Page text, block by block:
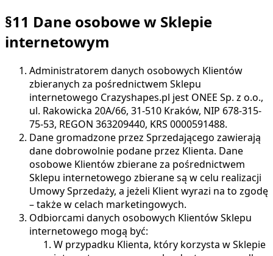
§11 Dane osobowe w Sklepie
internetowym
Administratorem danych osobowych Klientów
zbieranych za pośrednictwem Sklepu
internetowego Crazyshapes.pl jest ONEE Sp. z o.o.,
ul. Rakowicka 20A/66, 31-510 Kraków, NIP 678-315-
75-53, REGON 363209440, KRS 0000591488.
Dane gromadzone przez Sprzedającego zawierają
dane dobrowolnie podane przez Klienta. Dane
osobowe Klientów zbierane za pośrednictwem
Sklepu internetowego zbierane są w celu realizacji
Umowy Sprzedaży, a jeżeli Klient wyrazi na to zgodę
– także w celach marketingowych.
Odbiorcami danych osobowych Klientów Sklepu
internetowego mogą być:
W przypadku Klienta, który korzysta w Sklepie